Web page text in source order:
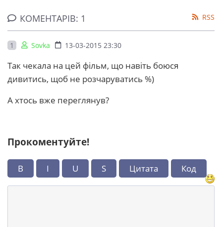
КОМЕНТАРІВ: 1 RSS
1 Sovka 13-03-2015 23:30
Так чекала на цей фільм, що навіть боюся
дивитись, щоб не розчаруватись %)
А хтось вже переглянув?
Прокоментуйте!
B I U S Цитата Код